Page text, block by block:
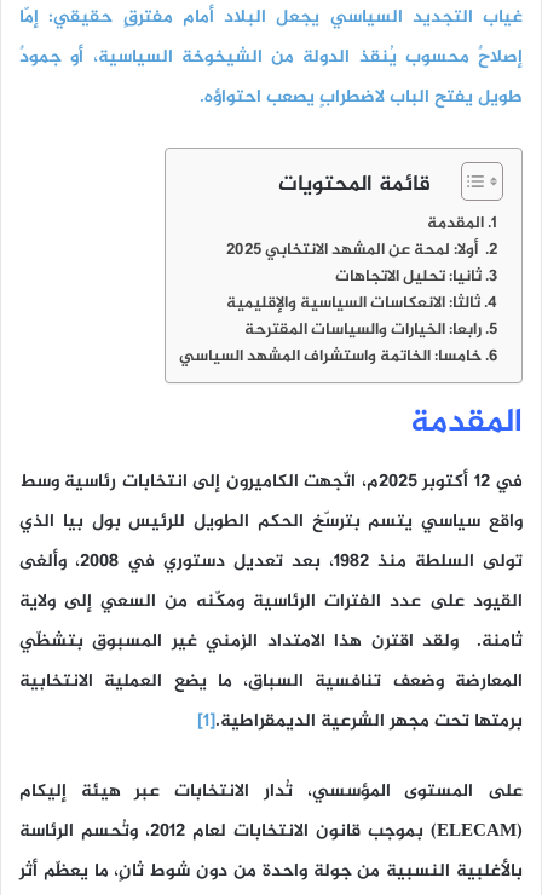
غياب التجديد السياسي يجعل البلاد أمام مفترقٍ حقيقي: إمّا
إصلاحٌ محسوب يُنقذ الدولة من الشيخوخة السياسية، أو جمودٌ
طويل يفتح الباب لاضطرابٍ يصعب احتواؤه.
قائمة المحتويات
المقدمة
أولا: لمحة عن المشهد الانتخابي 2025
ثانيا: تحليل الاتجاهات
ثالثا: الانعكاسات السياسية والإقليمية
رابعا: الخيارات والسياسات المقترحة
خامسا: الخاتمة واستشراف المشهد السياسي
المقدمة
في 12 أكتوبر 2025م، اتّجهت الكاميرون إلى انتخابات رئاسية وسط
واقع سياسي يتسم بترسّخ الحكم الطويل للرئيس بول بيا الذي
تولى السلطة منذ 1982، بعد تعديل دستوري في 2008، وألغى
القيود على عدد الفترات الرئاسية ومكّنه من السعي إلى ولاية
ثامنة. ولقد اقترن هذا الامتداد الزمني غير المسبوق بتشظّي
المعارضة وضعف تنافسية السباق، ما يضع العملية الانتخابية
برمتها تحت مجهر الشرعية الديمقراطية.[1]
على المستوى المؤسسي، تُدار الانتخابات عبر هيئة إليكام
(ELECAM)
بموجب قانون الانتخابات لعام 2012، وتُحسم الرئاسة
بالأغلبية النسبية من جولة واحدة من دون شوط ثانٍ، ما يعظّم أثر